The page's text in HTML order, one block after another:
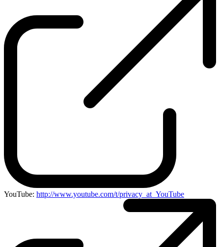
YouTube: http://www.youtube.com/t/privacy_at_YouTube